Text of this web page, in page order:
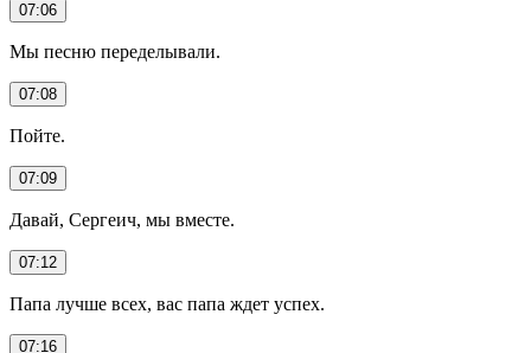
07:06
Мы песню переделывали.
07:08
Пойте.
07:09
Давай, Сергеич, мы вместе.
07:12
Папа лучше всех, вас папа ждет успех.
07:16